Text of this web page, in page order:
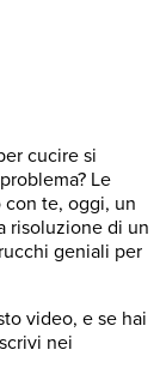
cucire si
Le
te, oggi, un
risoluzione di un
geniali per
video, e se hai
nei